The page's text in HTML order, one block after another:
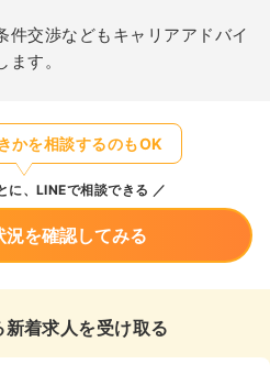
件交渉などもキャリアアドバイ
す。
かを相談するのもOK
に、LINEで相談できる
況を確認してみる
着求人を受け取る